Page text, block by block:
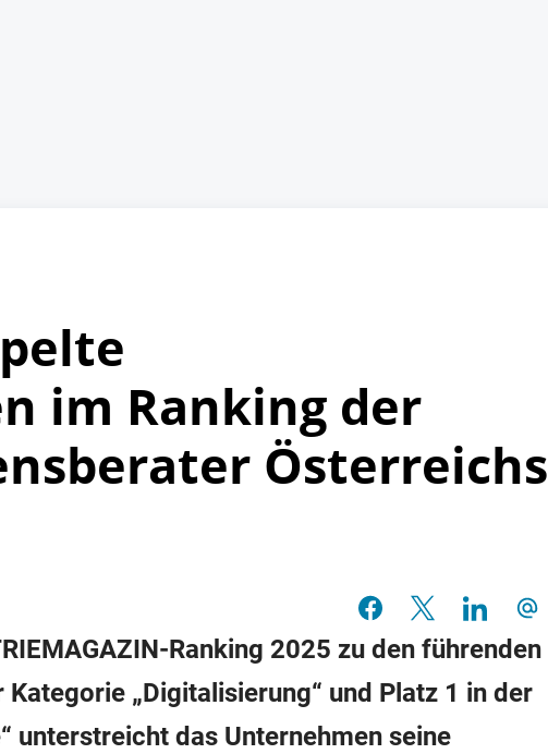
im Ranking der
Österreichs
Ranking 2025 zu den führenden
„Digitalisierung“ und Platz 1 in der
unterstreicht das Unternehmen seine